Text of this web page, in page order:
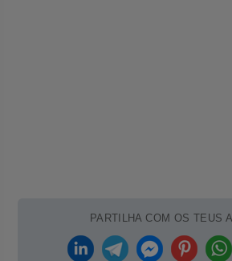
PARTILHA COM OS TEUS